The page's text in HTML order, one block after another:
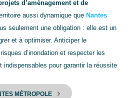
d’aménagement et de
aussi dynamique que Nantes
seulement une obligation : elle est un
et à optimiser. Anticiper le
d’inondation et respecter les
indispensables pour garantir la réussite
MÉTROPOLE